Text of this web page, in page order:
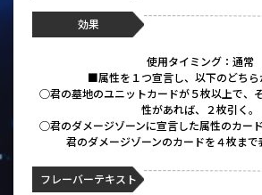
効果
使用タイミング：通常
■属性を１つ宣言し、以下のどちら
◯君の墓地のユニットカードが５枚以上で、
性があれば、２枚引く。
◯君のダメージゾーンに宣言した属性のカー
君のダメージゾーンのカードを４枚まで
フレーバーテキスト